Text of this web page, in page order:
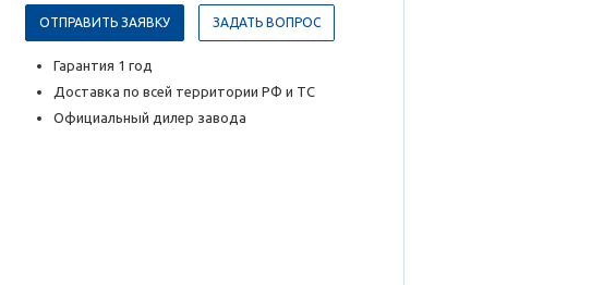
ОТПРАВИТЬ ЗАЯВКУ ЗАДАТЬ ВОПРОС
Гарантия 1 год
Доставка по всей территории РФ и ТС
Официальный дилер завода